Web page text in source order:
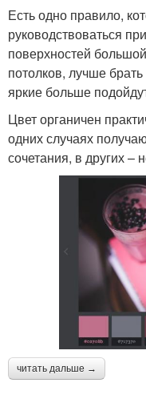
Есть одно правило,
руководствоваться
поверхностей
потолков, лучше
яркие больше
Цвет органичен
одних случаях
сочетания, в других
читать дальше →